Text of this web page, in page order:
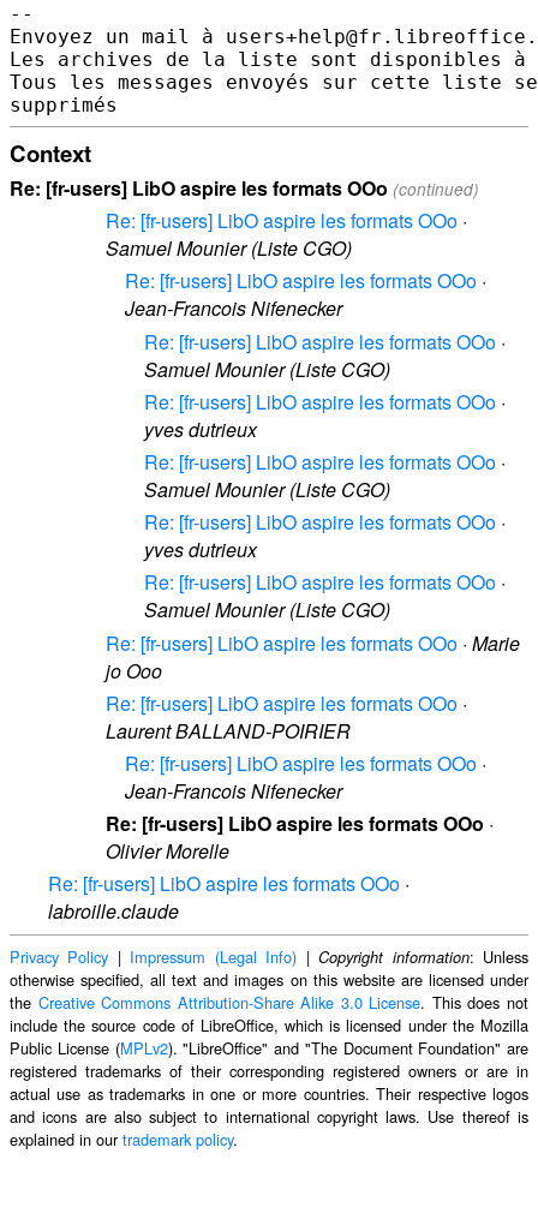
--
Envoyez un mail à
Les archives de la liste sont disponibles à
Tous les messages envoyés sur cette liste
Context
Re: [fr-users] LibO aspire les formats OOo (continued)
Re: [fr-users] LibO aspire les formats OOo ·
Samuel Mounier (Liste CGO)
Re: [fr-users] LibO aspire les formats OOo ·
Jean-Francois Nifenecker
Re: [fr-users] LibO aspire les formats OOo ·
Samuel Mounier (Liste CGO)
Re: [fr-users] LibO aspire les formats OOo ·
yves dutrieux
Re: [fr-users] LibO aspire les formats OOo ·
Samuel Mounier (Liste CGO)
Re: [fr-users] LibO aspire les formats OOo ·
yves dutrieux
Re: [fr-users] LibO aspire les formats OOo ·
Samuel Mounier (Liste CGO)
Re: [fr-users] LibO aspire les formats OOo · Marie
jo Ooo
Re: [fr-users] LibO aspire les formats OOo ·
Laurent BALLAND-POIRIER
Re: [fr-users] LibO aspire les formats OOo ·
Jean-Francois Nifenecker
Re: [fr-users] LibO aspire les formats OOo ·
Olivier Morelle
Re: [fr-users] LibO aspire les formats OOo ·
labroille.claude
Privacy Policy | Impressum (Legal Info) |Copyright information: Unless
otherwise specified, all text and images on this website are licensed under
the Creative Commons Attribution-Share Alike 3.0 License. This does not
include the source code of LibreOffice, which is licensed under the Mozilla
Public License (MPLv2). "LibreOffice" and "The Document Foundation" are
registered trademarks of their corresponding registered owners or are in
actual use as trademarks in one or more countries. Their respective logos
and icons are also subject to international copyright laws. Use thereof is
explained in ourtrademark policy.